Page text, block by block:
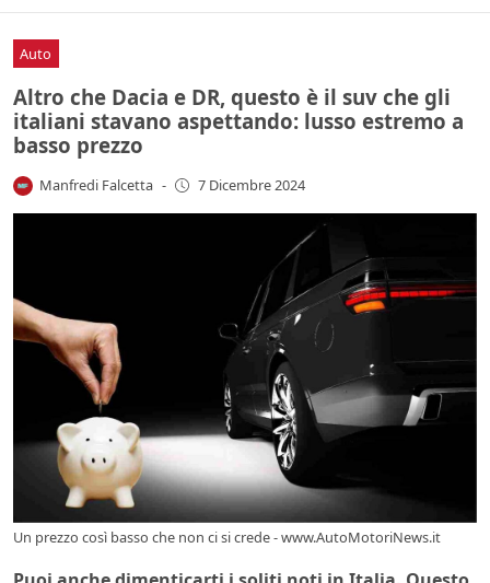
Auto
Altro che Dacia e DR, questo è il suv che gli
italiani stavano aspettando: lusso estremo a
basso prezzo
Manfredi Falcetta - 7 Dicembre 2024
Un prezzo così basso che non ci si crede - www.AutoMotoriNews.it